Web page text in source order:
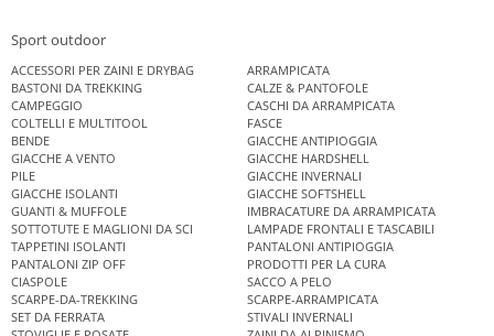
Sport outdoor
ACCESSORI PER ZAINI E DRYBAG
ARRAMPICATA
BASTONI DA TREKKING
CALZE & PANTOFOLE
CAMPEGGIO
CASCHI DA ARRAMPICATA
COLTELLI E MULTITOOL
FASCE
BENDE
GIACCHE ANTIPIOGGIA
GIACCHE A VENTO
GIACCHE HARDSHELL
PILE
GIACCHE INVERNALI
GIACCHE ISOLANTI
GIACCHE SOFTSHELL
GUANTI & MUFFOLE
IMBRACATURE DA ARRAMPICATA
SOTTOTUTE E MAGLIONI DA SCI
LAMPADE FRONTALI E TASCABILI
TAPPETINI ISOLANTI
PANTALONI ANTIPIOGGIA
PANTALONI ZIP OFF
PRODOTTI PER LA CURA
CIASPOLE
SACCO A PELO
SCARPE-DA-TREKKING
SCARPE-ARRAMPICATA
SET DA FERRATA
STIVALI INVERNALI